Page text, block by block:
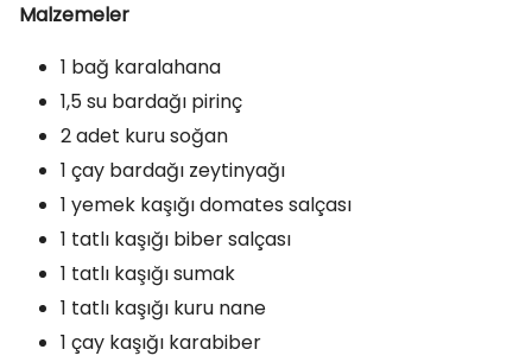
Malzemeler
1 bağ karalahana
1,5 su bardağı pirinç
2 adet kuru soğan
1 çay bardağı zeytinyağı
1 yemek kaşığı domates salçası
1 tatlı kaşığı biber salçası
1 tatlı kaşığı sumak
1 tatlı kaşığı kuru nane
1 çay kaşığı karabiber